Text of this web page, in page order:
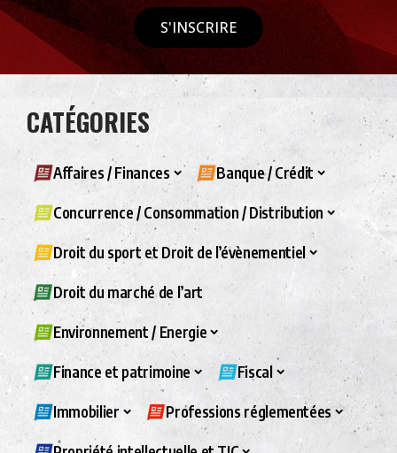
S'INSCRIRE
CATÉGORIES
Affaires / Finances Banque / Crédit
Concurrence / Consommation / Distribution
Droit du sport et Droit de l’évènementiel
Droit du marché de l’art
Environnement / Energie
Finance et patrimoine Fiscal
Immobilier Professions réglementées